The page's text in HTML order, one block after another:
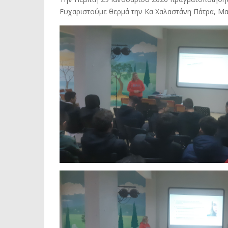
Ευχαριστούμε θερμά την Κα Χαλαστάνη Πάτρα,